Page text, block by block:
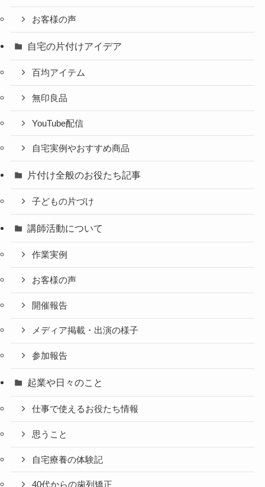
お客様の声
自宅の片付けアイデア
百均アイテム
無印良品
YouTube配信
自宅実例やおすすめ商品
片付け全般のお役たち記事
子どもの片づけ
講師活動について
作業実例
お客様の声
開催報告
メディア掲載・出演の様子
参加報告
起業や日々のこと
仕事で使えるお役たち情報
思うこと
自宅療養の体験記
40代からの歯列矯正